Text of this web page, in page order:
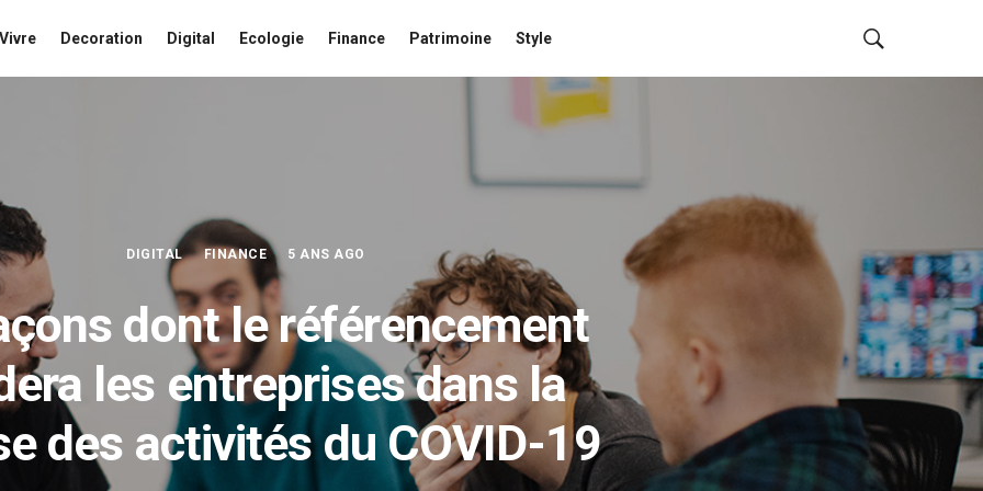
Decoration Digital Ecologie Finance Patrimoine Style
DIGITAL FINANCE 5 ANS AGO
dont le référencement
les entreprises dans la
des activités du COVID-19